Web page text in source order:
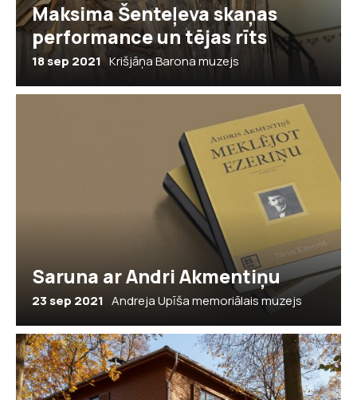
Maksima Šenteļeva skaņas
performance un tējas rīts
18 sep 2021 Krišjāņa Barona muzejs
Saruna ar Andri Akmentiņu
23 sep 2021 Andreja Upīša memoriālais muzejs